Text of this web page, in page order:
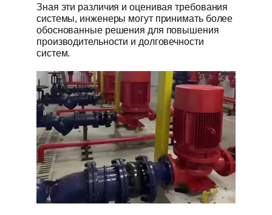
Зная эти различия и оценивая требования
системы, инженеры могут принимать более
обоснованные решения для повышения
производительности и долговечности
систем.